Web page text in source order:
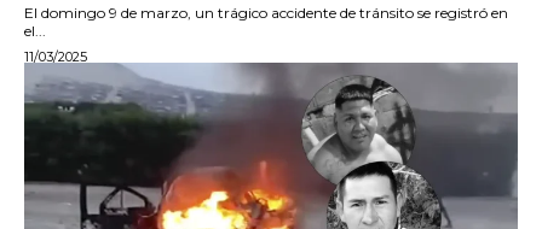
El domingo 9 de marzo, un trágico accidente de tránsito se registró en
el...
11/03/2025